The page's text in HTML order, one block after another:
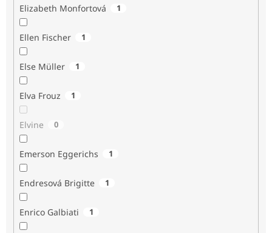
Elizabeth Monfortová 1
Ellen Fischer 1
Else Müller 1
Elva Frouz 1
Elvine 0
Emerson Eggerichs 1
Endresová Brigitte 1
Enrico Galbiati 1